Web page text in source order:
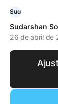
Sudarshan
26 de abril de